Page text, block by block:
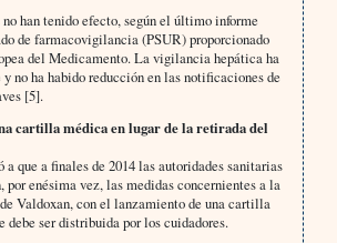
no han tenido efecto, según el último informe
de farmacovigilancia (PSUR) proporcionado
del Medicamento. La vigilancia hepática ha
no ha habido reducción en las notificaciones de
[5].
cartilla médica en lugar de la retirada del
que a finales de 2014 las autoridades sanitarias
por enésima vez, las medidas concernientes a la
Valdoxan, con el lanzamiento de una cartilla
debe ser distribuida por los cuidadores.